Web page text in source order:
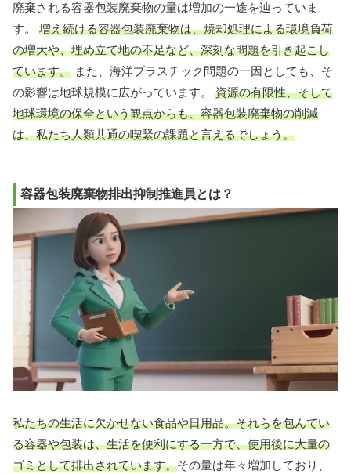
廃棄される容器包装廃棄物の量は増加の一途を辿っていま
す。 増え続ける容器包装廃棄物は、焼却処理による環境負荷
の増大や、埋め立て地の不足など、深刻な問題を引き起こし
ています。 また、海洋プラスチック問題の一因としても、そ
の影響は地球規模に広がっています。 資源の有限性、そして
地球環境の保全という観点からも、容器包装廃棄物の削減
は、私たち人類共通の喫緊の課題と言えるでしょう。
容器包装廃棄物排出抑制推進員とは？
私たちの生活に欠かせない食品や日用品。それらを包んでい
る容器や包装は、生活を便利にする一方で、使用後に大量の
ゴミとして排出されています。その量は年々増加しており、